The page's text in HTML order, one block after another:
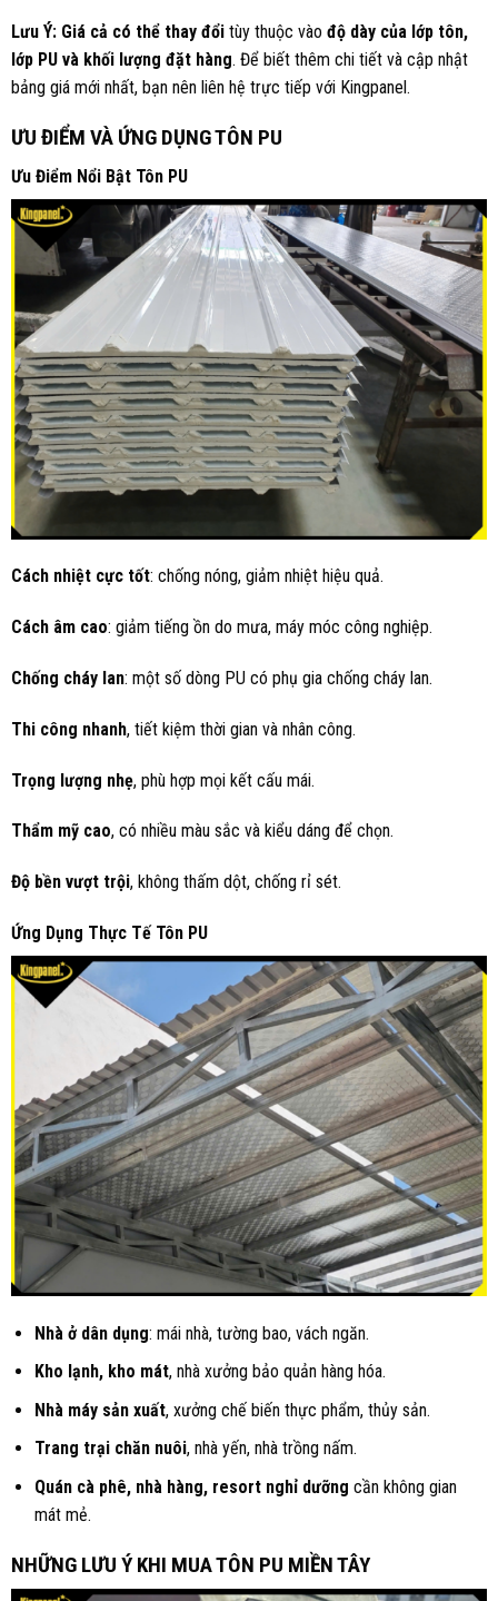
Lưu Ý: Giá cả có thể thay đổi tùy thuộc vào độ dày của lớp tôn,
lớp PU và khối lượng đặt hàng. Để biết thêm chi tiết và cập nhật
bảng giá mới nhất, bạn nên liên hệ trực tiếp với Kingpanel.
ƯU ĐIỂM VÀ ỨNG DỤNG TÔN PU
Ưu Điểm Nổi Bật Tôn PU
Cách nhiệt cực tốt: chống nóng, giảm nhiệt hiệu quả.
Cách âm cao: giảm tiếng ồn do mưa, máy móc công nghiệp.
Chống cháy lan: một số dòng PU có phụ gia chống cháy lan.
Thi công nhanh, tiết kiệm thời gian và nhân công.
Trọng lượng nhẹ, phù hợp mọi kết cấu mái.
Thẩm mỹ cao, có nhiều màu sắc và kiểu dáng để chọn.
Độ bền vượt trội, không thấm dột, chống rỉ sét.
Ứng Dụng Thực Tế Tôn PU
Nhà ở dân dụng: mái nhà, tường bao, vách ngăn.
Kho lạnh, kho mát, nhà xưởng bảo quản hàng hóa.
Nhà máy sản xuất, xưởng chế biến thực phẩm, thủy sản.
Trang trại chăn nuôi, nhà yến, nhà trồng nấm.
Quán cà phê, nhà hàng, resort nghỉ dưỡng cần không gian
mát mẻ.
NHỮNG LƯU Ý KHI MUA TÔN PU MIỀN TÂY